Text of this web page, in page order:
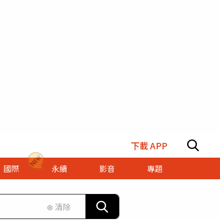
下載 APP
國際 永續 影音
專題
⊗ 清除